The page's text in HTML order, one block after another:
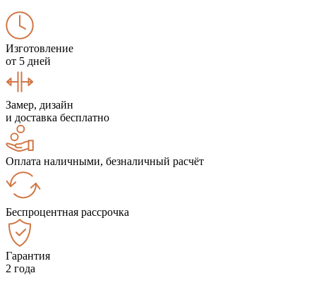
Изготовление
от 5 дней
Замер, дизайн
и доставка бесплатно
Оплата наличными, безналичный расчёт
Беспроцентная рассрочка
Гарантия
2 года